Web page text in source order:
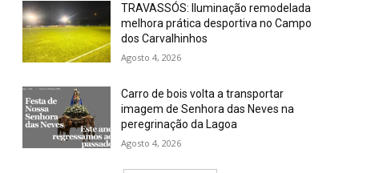
TRAVASSÓS: Iluminação remodelada
melhora prática desportiva no Campo
dos Carvalhinhos
Agosto 4, 2026
Carro de bois volta a transportar
imagem de Senhora das Neves na
peregrinação da Lagoa
Agosto 4, 2026